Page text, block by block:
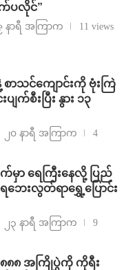
ပလိုင်”
နာရီ အကြာက 11 views
ာသင်ကျောင်းကို ဗုံးကြဲ
ျက်စီးပြီး နွား ၁၃
၂၀ နာရီ အကြာက
4
မှာ ရေကြီးနေလို့ ပြည်
ဘေးလွတ်ရာရွှေ့ပြောင်း
၂၃ နာရီ အကြာက
9
၈၈ အကြိုပွဲကို ကိုရီး